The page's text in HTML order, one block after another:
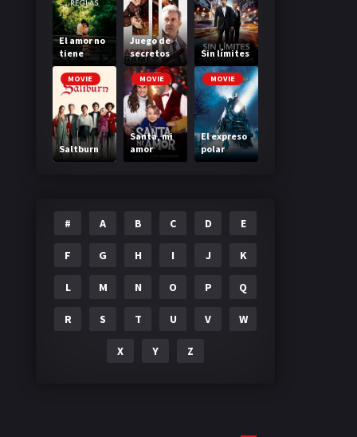
El amor no
tiene
reglas
Juego de
secretos
Sin límites
MOVIE
Saltburn
MOVIE
Santa, mi
amor
MOVIE
El expreso
polar
# A B C D E
F G H I J K
L M N O P Q
R S T U V W
X Y Z